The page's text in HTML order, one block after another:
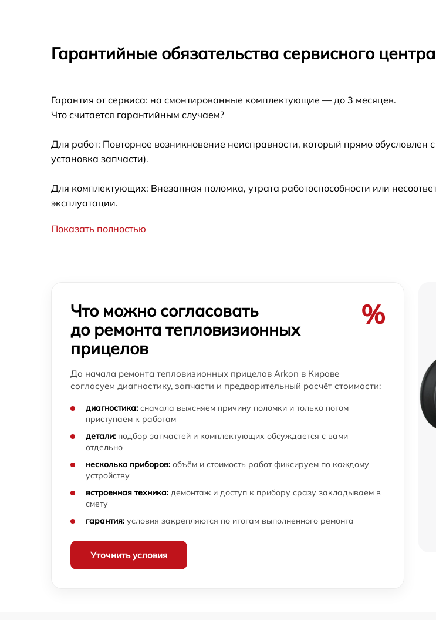
Замена микросхемы усилителя
тепловизионного прицела Arkon
от 60 мин
тепловизионного прицела Arkon
Замена ключей управления
Восстановление после попадания влаги
тепловизионного прицела Arkon
Ремонт платы управления (восстановление)
тепловизионного прицела Arkon
от 60 мин
Arkon
Arkon
Восстановление цепи питания
тепловизионного прицела Arkon
Ремонт и замена аккумулятора
тепловизионного прицела Arkon
Ремонт Wi-Fi модуля тепловизионного
Замена процессора CPU тепловизионного
прицела Arkon
прицела Arkon
Разбита линза видоискателя (окуляр)
тепловизионного прицела Arkon
от 60 мин
Не работает батарейный отсек
Запускается и гаснет тепловизионного
Гарантийные обязательства сервисного
Гарантия от сервиса: на смонтированные комплектующие — до 3 месяцев.
Что считается гарантийным случаем?
Для работ: Повторное возникновение неисправности, который прямо
установка запчасти).
Для комплектующих: Внезапная поломка, утрата работоспособности или
эксплуатации.
Показать полностью
Что можно согласовать
до ремонта тепловизионных
прицелов
%
До начала ремонта тепловизионных прицелов Arkon в Кирове
согласуем диагностику, запчасти и предварительный расчёт стоимости:
диагностика: сначала выясняем причину поломки и только потом
приступаем к работам
детали: подбор запчастей и комплектующих обсуждается с вами
отдельно
несколько приборов: объём и стоимость работ фиксируем по каждому
устройству
встроенная техника: демонтаж и доступ к прибору сразу закладываем в
смету
гарантия: условия закрепляются по итогам выполненного ремонта
Уточнить условия